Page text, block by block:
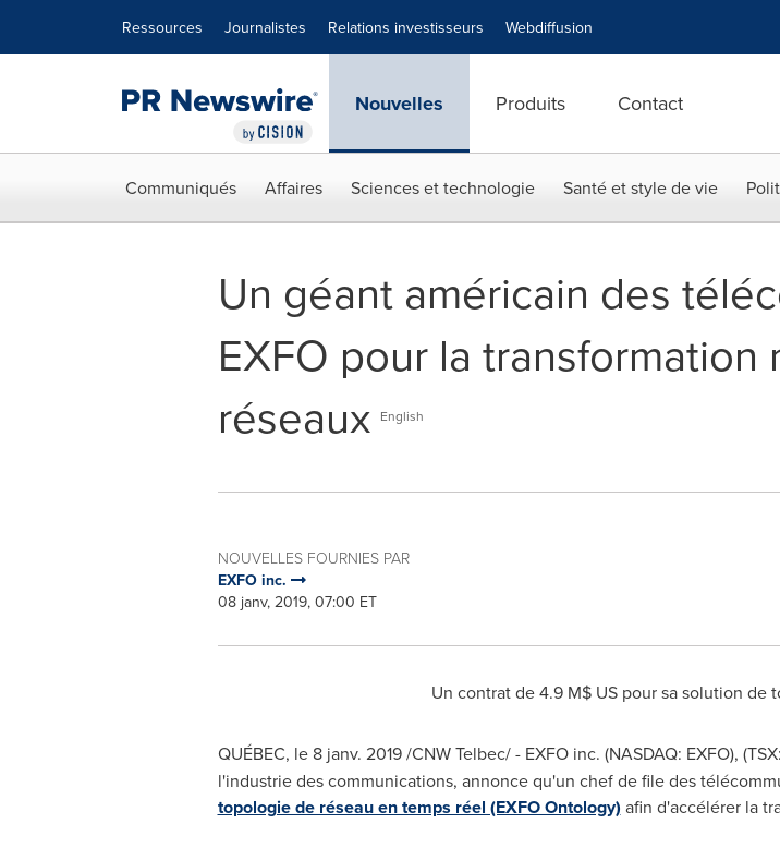
Ressources Journalistes Relations investisseurs Webdiffusion
Nouvelles Produits Contact
Communiqués Affaires Sciences et technologie Santé et style de vie
Un géant américain des
EXFO pour la
réseaux
English
NOUVELLES FOURNIES PAR
EXFO inc.
08 janv, 2019, 07:00 ET
Un contrat de 4.9 M$ US pour sa solution de
QUÉBEC, le 8 janv. 2019 /CNW Telbec/ - EXFO inc. (NASDAQ: EXFO), (TSX:
l'industrie des communications, annonce qu'un chef de file des
topologie de réseau en temps réel (EXFO Ontology) afin d'accélérer la